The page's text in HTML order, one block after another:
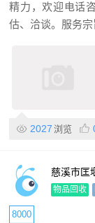
精力，欢迎电话
估、洽谈。服务宗
2027 浏览
慈溪市匡
收！
物品回收
8000